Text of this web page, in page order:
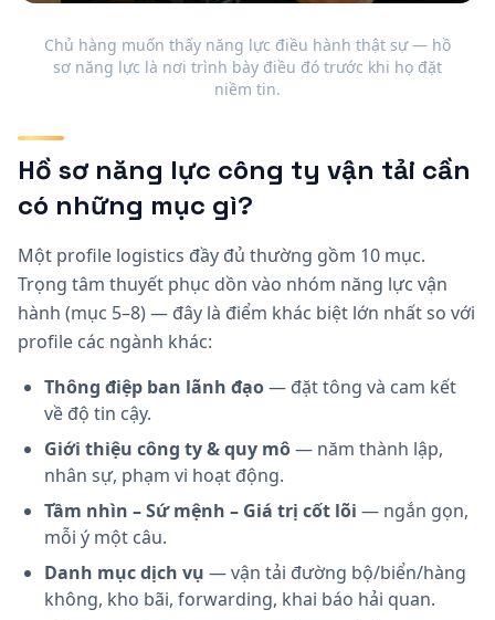
Chủ hàng muốn thấy năng lực điều hành thật sự — hồ
sơ năng lực là nơi trình bày điều đó trước khi họ đặt
niềm tin.
Hồ sơ năng lực công ty vận tải cần
có những mục gì?
Một profile logistics đầy đủ thường gồm 10 mục.
Trọng tâm thuyết phục dồn vào nhóm năng lực vận
hành (mục 5–8) — đây là điểm khác biệt lớn nhất so với
profile các ngành khác:
Thông điệp ban lãnh đạo— đặt tông và cam kết
về độ tin cậy.
Giới thiệu công ty & quy mô— năm thành lập,
nhân sự, phạm vi hoạt động.
Tầm nhìn – Sứ mệnh – Giá trị cốt lõi — ngắn gọn,
mỗi ý một câu.
Danh mục dịch vụ — vận tải đường bộ/biển/hàng
không, kho bãi, forwarding, khai báo hải quan.